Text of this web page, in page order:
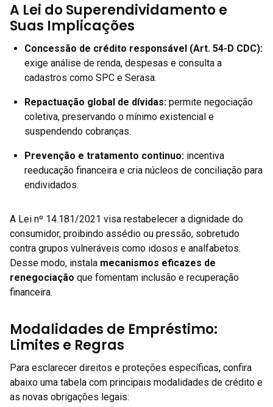
A Lei do Superendividamento e
Suas Implicações
Concessão de crédito responsável (Art. 54-D CDC):
exige análise de renda, despesas e consulta a
cadastros como SPC e Serasa.
Repactuação global de dívidas: permite negociação
coletiva, preservando o mínimo existencial e
suspendendo cobranças.
Prevenção e tratamento continuo: incentiva
reeducação financeira e cria núcleos de conciliação para
endividados.
A Lei nº 14.181/2021 visa restabelecer a dignidade do
consumidor, proibindo assédio ou pressão, sobretudo
contra grupos vulneráveis como idosos e analfabetos.
Desse modo, instala mecanismos eficazes de
renegociação que fomentam inclusão e recuperação
financeira.
Modalidades de Empréstimo:
Limites e Regras
Para esclarecer direitos e proteções específicas, confira
abaixo uma tabela com principais modalidades de crédito e
as novas obrigações legais: